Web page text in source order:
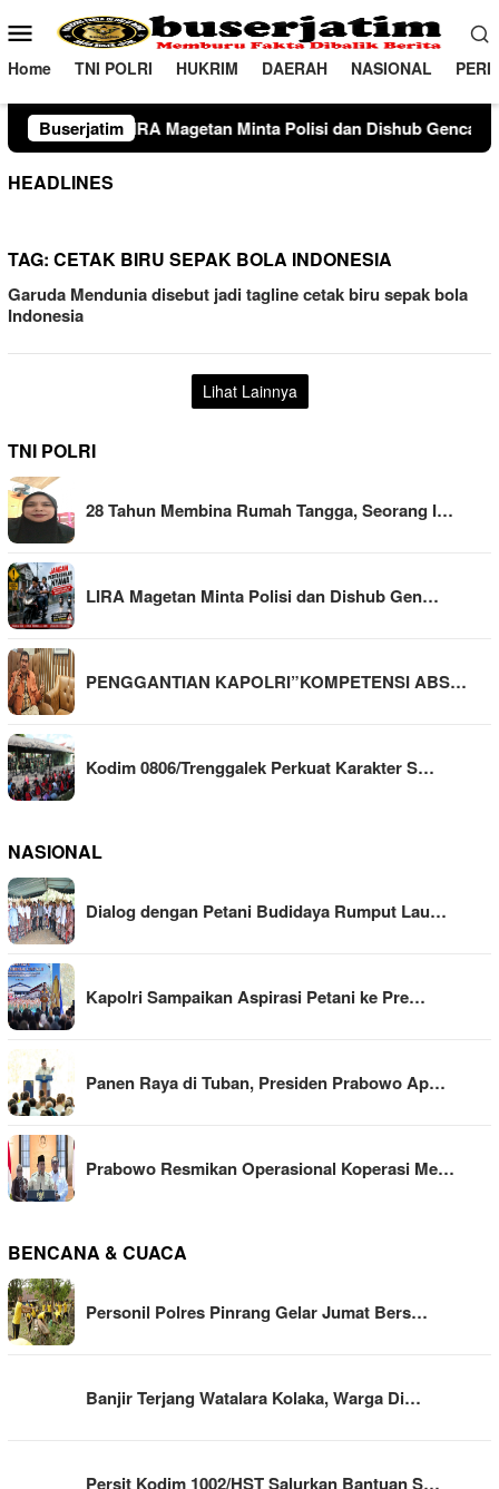
ke
konten
Menu
Mobile
Home TNI POLRI HUKRIM DAERAH NASIONAL
Buserjatim
Minta Polisi dan Dishub Gencarkan Sosialisasi Edukasi
HEADLINES
TAG: CETAK BIRU SEPAK BOLA INDONESIA
Garuda Mendunia disebut jadi tagline cetak biru sepak bola
Indonesia
Lihat Lainnya
TNI POLRI
28 Tahun Membina Rumah Tangga, Seorang I…
LIRA Magetan Minta Polisi dan Dishub Gen…
PENGGANTIAN KAPOLRI”KOMPETENSI ABS…
Kodim 0806/Trenggalek Perkuat Karakter S…
NASIONAL
Dialog dengan Petani Budidaya Rumput Lau…
Kapolri Sampaikan Aspirasi Petani ke Pre…
Panen Raya di Tuban, Presiden Prabowo Ap…
Prabowo Resmikan Operasional Koperasi Me…
BENCANA & CUACA
Personil Polres Pinrang Gelar Jumat Bers…
Banjir Terjang Watalara Kolaka, Warga Di…
Persit Kodim 1002/HST Salurkan Bantuan S…